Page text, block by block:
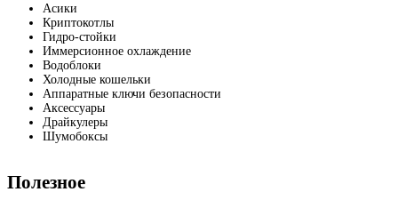
Асики
Криптокотлы
Гидро-стойки
Иммерсионное охлаждение
Водоблоки
Холодные кошельки
Аппаратные ключи безопасности
Аксессуары
Драйкулеры
Шумобоксы
Полезное